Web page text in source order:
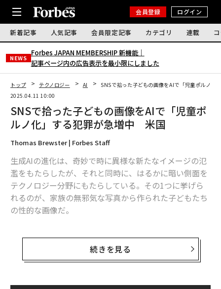
会員登録 ログイン
新着記事 人気記事 会員限定記事 カテゴリ 連載
NEWS
Forbes JAPAN MEMBERSHIP 新機能｜
記事ページ内の広告表示を最小限にしました
トップ テクノロジー AI
SNSで拾った子どもの画像をAIで「児童ポルノ
2025.04.11 10:00
SNSで拾った子どもの画像をAIで「児童ポ
ルノ化」する犯罪が急増中 米国
Thomas Brewster | Forbes Staff
生成AIの進化は、奇妙で時に異様な新たなイメージの氾
濫をもたらしたが、それと同時に、はるかに暗い側面を
テクノロジー分野にもたらしている。その1つに挙げら
れるのが、家族の無邪気な写真から作られた子どもたち
の性的な画像だ。
広く利用可能になったことで、児童の性的虐待コンテン
ツ（CSAM）が爆発的に増加し、警察や裁判所などの法
続きを見る